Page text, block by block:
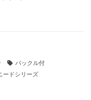
バックル付
ードシリーズ